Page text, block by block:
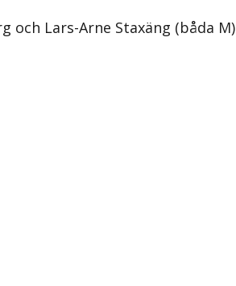
och Lars-Arne Staxäng (båda M)